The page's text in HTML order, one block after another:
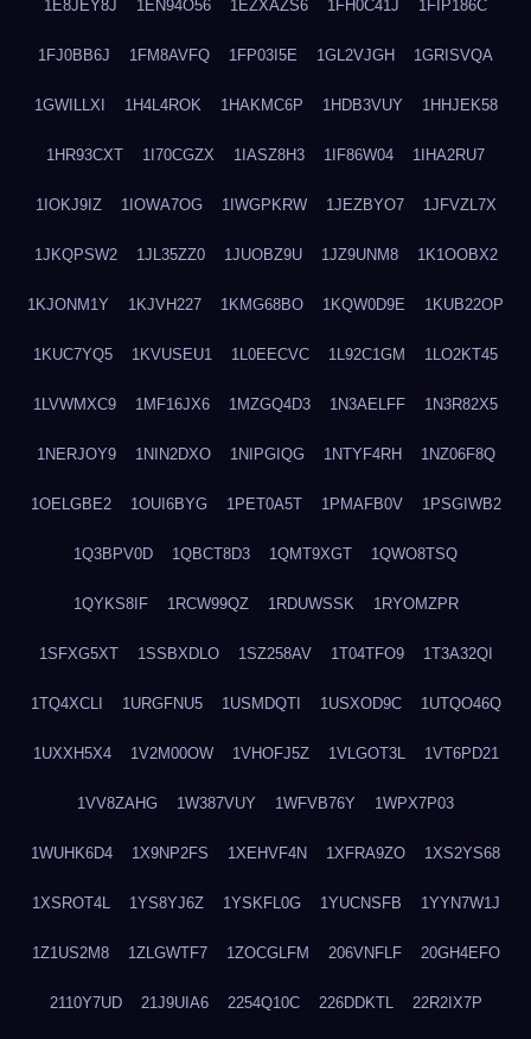
1E8JEY8J 1EN94O56 1EZXAZS6 1FH0C41J 1FIP186C
1FJ0BB6J 1FM8AVFQ 1FP03I5E 1GL2VJGH 1GRISVQA
1GWILLXI 1H4L4ROK 1HAKMC6P 1HDB3VUY 1HHJEK58
1HR93CXT 1I70CGZX 1IASZ8H3 1IF86W04 1IHA2RU7
1IOKJ9IZ 1IOWA7OG 1IWGPKRW 1JEZBYO7 1JFVZL7X
1JKQPSW2 1JL35ZZ0 1JUOBZ9U 1JZ9UNM8 1K1OOBX2
1KJONM1Y 1KJVH227 1KMG68BO 1KQW0D9E 1KUB22OP
1KUC7YQ5 1KVUSEU1 1L0EECVC 1L92C1GM 1LO2KT45
1LVWMXC9 1MF16JX6 1MZGQ4D3 1N3AELFF 1N3R82X5
1NERJOY9 1NIN2DXO 1NIPGIQG 1NTYF4RH 1NZ06F8Q
1OELGBE2 1OUI6BYG 1PET0A5T 1PMAFB0V 1PSGIWB2
1Q3BPV0D 1QBCT8D3 1QMT9XGT 1QWO8TSQ
1QYKS8IF 1RCW99QZ 1RDUWSSK 1RYOMZPR
1SFXG5XT 1SSBXDLO 1SZ258AV 1T04TFO9 1T3A32QI
1TQ4XCLI 1URGFNU5 1USMDQTI 1USXOD9C 1UTQO46Q
1UXXH5X4 1V2M00OW 1VHOFJ5Z 1VLGOT3L 1VT6PD21
1VV8ZAHG 1W387VUY 1WFVB76Y 1WPX7P03
1WUHK6D4 1X9NP2FS 1XEHVF4N 1XFRA9ZO 1XS2YS68
1XSROT4L 1YS8YJ6Z 1YSKFL0G 1YUCNSFB 1YYN7W1J
1Z1US2M8 1ZLGWTF7 1ZOCGLFM 206VNFLF 20GH4EFO
2110Y7UD 21J9UIA6 2254Q10C 226DDKTL 22R2IX7P